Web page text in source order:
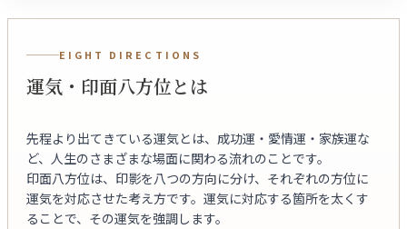
EIGHT DIRECTIONS
運気・印面八方位とは
先程より出てきている運気とは、成功運・愛情運・家族運な
ど、人生のさまざまな場面に関わる流れのことです。
印面八方位は、印影を八つの方向に分け、それぞれの方位に
運気を対応させた考え方です。運気に対応する箇所を太くす
ることで、その運気を強調します。